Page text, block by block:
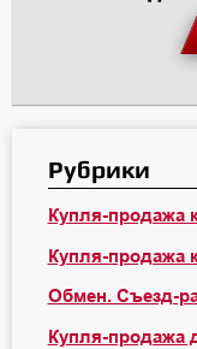
Рубрики
Купля-продажа
Купля-продажа
Обмен. Съезд-
Купля-продажа